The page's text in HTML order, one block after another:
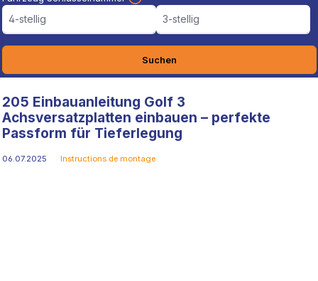
4-stellig
3-stellig
Suchen
205 Einbauanleitung Golf 3
Achsversatzplatten einbauen – perfekte
Passform für Tieferlegung
06.07.2025 Instructions de montage